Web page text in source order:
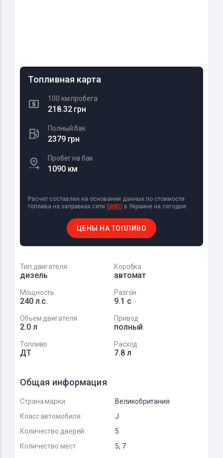
Топливная карта
100 км пробега
218.32 грн
Полный бак
2379 грн
Пробег на бак
1090 км
Расчет составлен на основании данных по стоимости
топлива на заправках сети OKKO в Украине на сегодня
ЦЕНЫ НА ТОПЛИВО
Тип двигателя
дизель
Коробка
автомат
Мощность
240 л.с.
Разгон
9.1 с
Обьем двигателя
2.0 л
Привод
полный
Топливо
ДТ
Расход
7.8 л
Общая информация
Страна марки
Великобритания
Класс автомобиля
J
Количество дверей
5
Количество мест
5, 7